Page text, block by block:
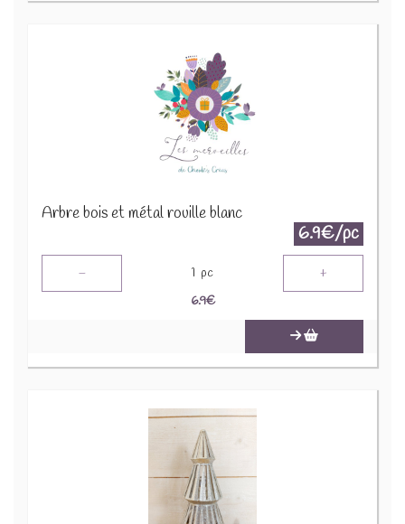
Arbre bois et métal rouille blanc
6.9€/pc
- 1 pc +
6.9€